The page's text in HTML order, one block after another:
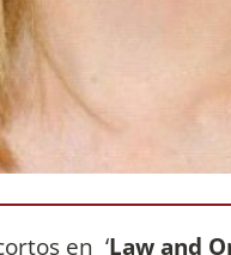
en ‘Law and